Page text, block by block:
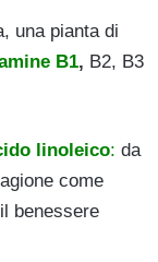
una pianta di
B1, B2, B3
linoleico: da
come
benessere